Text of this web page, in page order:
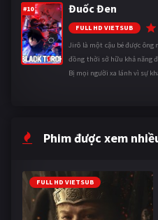
#10 Đuốc Đen
FULL HD VIETSUB
Jirô là một cậu bé được
đồng thời sở hữu khả năng
Bị mọi người xa lánh vì sự
Phim được xem
FULL HD VIETSUB